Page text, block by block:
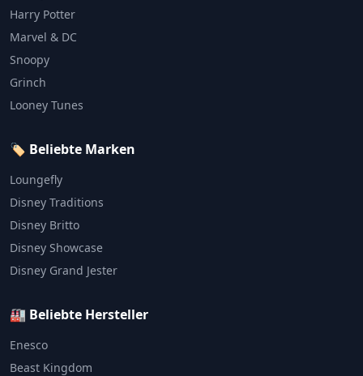
Harry Potter
Marvel & DC
Snoopy
Grinch
Looney Tunes
🏷️ Beliebte Marken
Loungefly
Disney Traditions
Disney Britto
Disney Showcase
Disney Grand Jester
🏭 Beliebte Hersteller
Enesco
Beast Kingdom